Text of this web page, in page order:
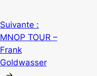
Suivante :
MNOP TOUR –
Frank
Goldwasser